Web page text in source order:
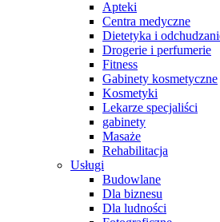
Apteki
Centra medyczne
Dietetyka i
Drogerie i perfumerie
Fitness
Gabinety kosmetyczne
Kosmetyki
Lekarze specjaliści
gabinety
Masaże
Rehabilitacja
Usługi
Budowlane
Dla biznesu
Dla ludności